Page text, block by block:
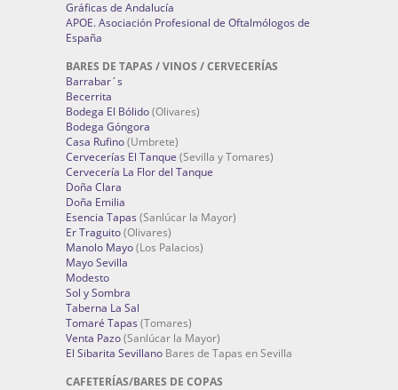
Gráficas de Andalucía
APOE. Asociación Profesional de Oftalmólogos de
España
BARES DE TAPAS / VINOS / CERVECERÍAS
Barrabar´s
Becerrita
Bodega El Bólido(Olivares)
Bodega Góngora
Casa Rufino(Umbrete)
Cervecerías El Tanque (Sevilla y Tomares)
Cervecería La Flor del Tanque
Doña Clara
Doña Emilia
Esencia Tapas (Sanlúcar la Mayor)
Er Traguito(Olivares)
Manolo Mayo(Los Palacios)
Mayo Sevilla
Modesto
Sol y Sombra
Taberna La Sal
Tomaré Tapas (Tomares)
Venta Pazo(Sanlúcar la Mayor)
El Sibarita Sevillano Bares de Tapas en Sevilla
CAFETERÍAS/BARES DE COPAS